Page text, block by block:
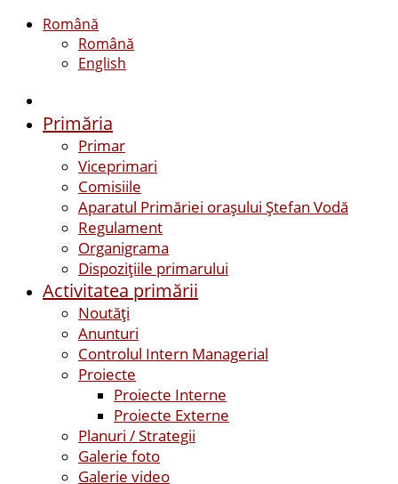
Română
Română
English
Primăria
Primar
Viceprimari
Comisiile
Aparatul Primăriei orașului Ștefan Vodă
Regulament
Organigrama
Dispozițiile primarului
Activitatea primării
Noutăți
Anunturi
Controlul Intern Managerial
Proiecte
Proiecte Interne
Proiecte Externe
Planuri / Strategii
Galerie foto
Galerie video